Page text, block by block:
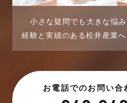
採用情報
未分類
未分類
2023年7月
2023年5月
小さな疑問でも大きな悩
経験と実績のある松井産業
お電話でのお問い合